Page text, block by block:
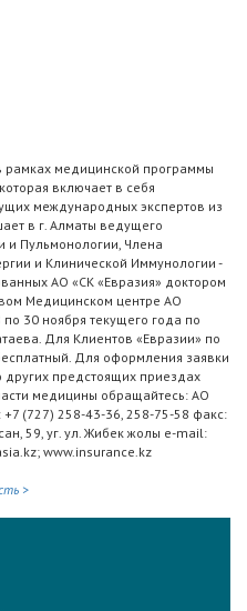
рамках медицинской программы
включает в себя
международных экспертов из
в г. Алматы ведущего
и Пульмонологии, Члена
и Клинической Иммунологии -
АО «СК «Евразия» доктором
Медицинском центре АО
30 ноября текущего года по
Для Клиентов «Евразии» по
Для оформления заявки
предстоящих приездах
медицины обращайтесь: АО
+7 (727) 258-43-36, 258-75-58 факс:
59, уг. ул. Жибек жолы e-mail:
www.insurance.kz
>